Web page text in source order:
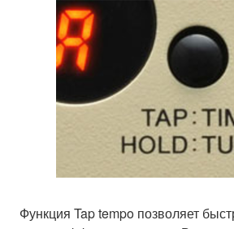
Функция Tap tempo позволяет